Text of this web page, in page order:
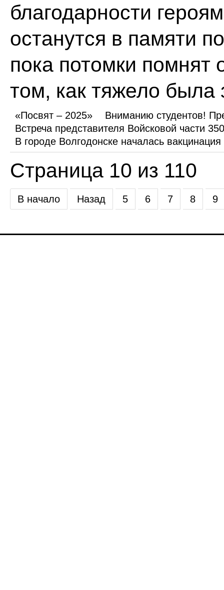
благодарности
останутся в памяти
пока потомки помнят
том, как тяжело
«Посвят – 2025»
Вниманию студентов!
Встреча представителя Войсковой части
В городе Волгодонске началась вакцинация
Страница 10 из 110
В начало Назад 5 6 7 8 9